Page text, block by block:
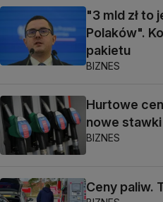
"3 mld zł to
Polaków".
pakietu
BIZNES
Hurtowe
nowe stawki
BIZNES
Ceny paliw.